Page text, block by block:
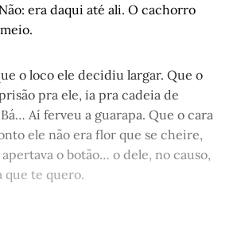
homem jaguara, por Paulo Damin
do sono: Capítulo X – O
de Milton Hatoum , por Juremir
da Silva
era daqui até ali. O cachorro
o loco ele decidiu largar. Que o
pra ele, ia pra cadeia de
Aí ferveu a guarapa. Que o cara
ele não era flor que se cheire,
o botão… o dele, no causo,
que te quero.